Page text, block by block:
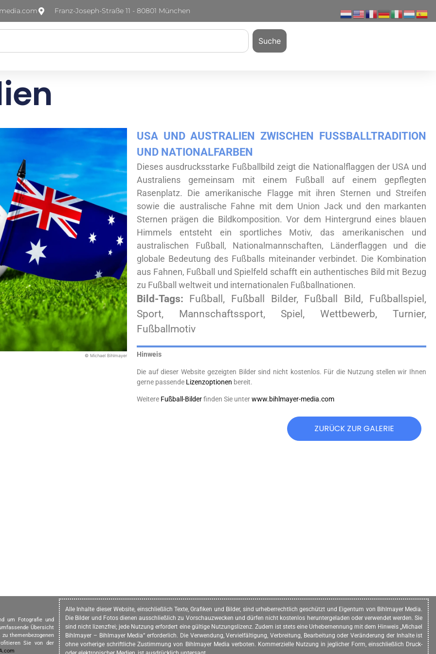
Franz-Joseph-Straße 11 - 80801 München
Suche
© Michael Bihlmayer
USA UND AUSTRALIEN ZWISCHEN FUSSBALLTRADITION U
ND NATIONALFARBEN
Dieses ausdrucksstarke Fußballbild zeigt die Nationalflaggen der USA und
Australiens gemeinsam mit einem Fußball auf einem gepflegten
Rasenplatz. Die amerikanische Flagge mit ihren Sternen und Streifen
sowie die australische Fahne mit dem Union Jack und den markanten
Sternen prägen die Bildkomposition. Vor dem Hintergrund eines blauen
Himmels entsteht ein sportliches Motiv, das amerikanischen und
australischen Fußball, Nationalmannschaften, Länderflaggen und die
globale Bedeutung des Fußballs miteinander verbindet. Die Kombination
aus Fahnen, Fußball und Spielfeld schafft ein authentisches Bild mit Bezug
zu Fußball weltweit und internationalen Fußballnationen.
Bild-Tags: Fußball, Fußball Bilder, Fußball Bild, Fußballspiel,
Sport, Mannschaftssport, Spiel, Wettbewerb, Turnier,
Fußballmotiv
Hinweis
Die auf dieser Website gezeigten Bilder sind nicht kostenlos. Für die Nutzung stellen wir Ihnen
gerne passende Lizenzoptionen bereit.
Weitere Fußball-Bilderfinden Sie unterwww.bihlmayer-media.com
ZURÜCK ZUR GALERIE
um Fotografie und
Übersicht
themenbezogenen
Sie von der
Alle Inhalte dieser Website, einschließlich Texte, Grafiken und Bilder, sind urheberrechtlich geschützt und Eigentum von Bihlmayer Media.
Die Bilder und Fotos dienen ausschließlich zu Vorschauzwecken und dürfen nicht kostenlos heruntergeladen oder verwendet werden. Sie
sind nicht lizenzfrei; jede Nutzung erfordert eine gültige Nutzungslizenz. Zudem ist stets eine Urhebernennung mit dem Hinweis „Michael
Bihlmayer – Bihlmayer Media“ erforderlich. Die Verwendung, Vervielfältigung, Verbreitung, Bearbeitung oder Veränderung der Inhalte ist
ohne vorherige schriftliche Zustimmung von Bihlmayer Media verboten. Kommerzielle Nutzung in jeglicher Form, einschließlich Druck-